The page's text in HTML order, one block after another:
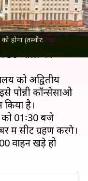
होगा (तस्वीर:
सचिवालय पूरी
30 अप्रैल को
को अद्वितीय
पोन्नी कॉन्सेसाओ
है।
को 01ः30 बजे
में सीट ग्रहण करेंगे।
वाहन खड़े हो